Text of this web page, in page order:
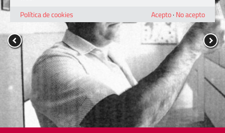
Política de cookies
Acepto· No acepto